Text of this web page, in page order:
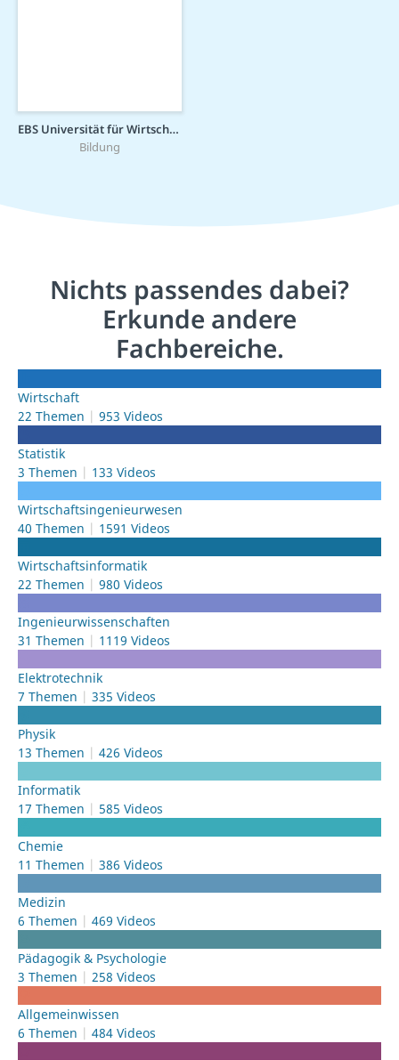
EBS Universität für Wirtschaft und Recht gGmbH
Bildung
Nichts passendes dabei?
Erkunde andere
Fachbereiche.
Wirtschaft
22 Themen
953 Videos
Statistik
3 Themen
133 Videos
Wirtschafts­ingenieurwesen
40 Themen
1591 Videos
Wirtschafts­informatik
22 Themen
980 Videos
Ingenieur­wissenschaften
31 Themen
1119 Videos
Elektrotechnik
7 Themen
335 Videos
Physik
13 Themen
426 Videos
Informatik
17 Themen
585 Videos
Chemie
11 Themen
386 Videos
Medizin
6 Themen
469 Videos
Pädagogik & Psychologie
3 Themen
258 Videos
Allgemeinwissen
6 Themen
484 Videos